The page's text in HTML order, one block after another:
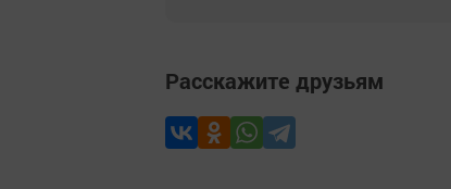
Расскажите друзьям